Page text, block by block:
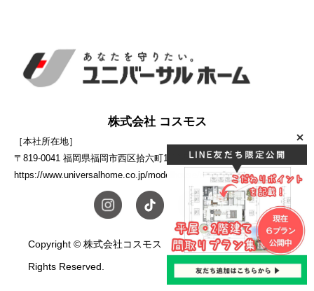
株式会社 コスモス
［本社所在地］
〒819-0041 福岡県福岡市西区拾六町1-10-5
https://www.universalhome.co.jp/modelhouse/cosmos/
Copyright © 株式会社コスモス ユニバーサルホーム. All
Rights Reserved.